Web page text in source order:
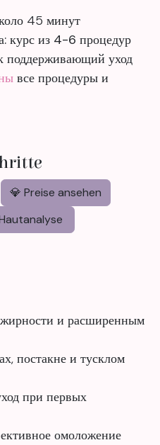
45 минут
курс из 4-6 процедур
поддерживающий уход
все процедуры и
💎 Preise ansehen
и расширенным
постакне и тусклом
при первых
омоложение